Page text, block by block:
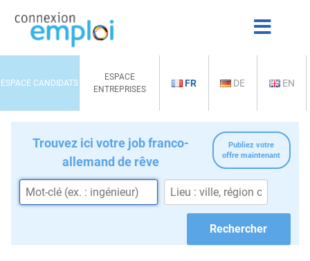
ESPACE CANDIDATS
ESPACE
ENTREPRISES
FR DE EN
Publiez votre
offre maintenant
Trouvez ici votre job franco-
allemand de rêve